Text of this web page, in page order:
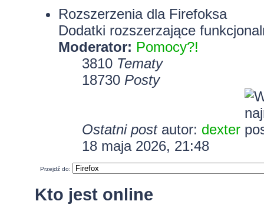
Rozszerzenia dla Firefoksa
Dodatki rozszerzające
Moderator: Pomocy?!
3810 Tematy
18730 Posty
Ostatni postautor: dexter
18 maja 2026, 21:48
Przejdź do:
Kto jest online